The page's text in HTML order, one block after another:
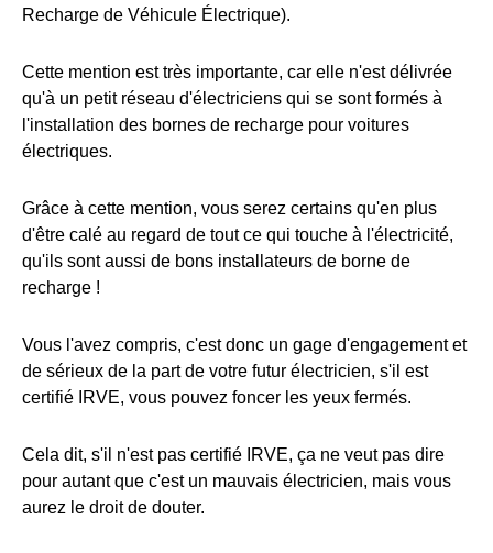
Recharge de Véhicule Électrique).
Cette mention est très importante, car elle n'est délivrée
qu'à un petit réseau d'électriciens qui se sont formés à
l'installation des bornes de recharge pour voitures
électriques.
Grâce à cette mention, vous serez certains qu'en plus
d'être calé au regard de tout ce qui touche à l'électricité,
qu'ils sont aussi de bons installateurs de borne de
recharge !
Vous l'avez compris, c'est donc un gage d'engagement et
de sérieux de la part de votre futur électricien, s'il est
certifié IRVE, vous pouvez foncer les yeux fermés.
Cela dit, s'il n'est pas certifié IRVE, ça ne veut pas dire
pour autant que c'est un mauvais électricien, mais vous
aurez le droit de douter.